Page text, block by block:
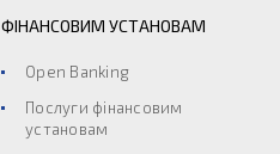
ФІНАНСОВИМ УСТАНОВАМ
Open Banking
Послуги фінансовим
установам